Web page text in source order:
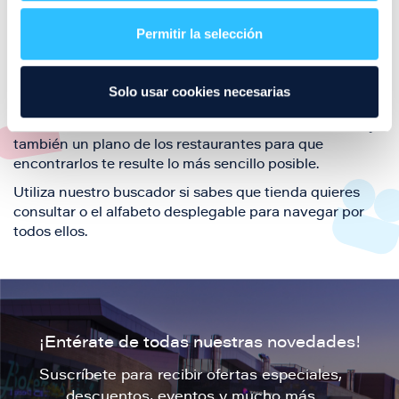
Permitir la selección
Solo usar cookies necesarias
también de nuestra oferta de ocio y shopping durante
tu visita.
El este directorio de restaurantes de Puerto Venecia
también un plano de los restaurantes para que
encontrarlos te resulte lo más sencillo posible.
Utiliza nuestro buscador si sabes que tienda quieres
consultar o el alfabeto desplegable para navegar por
todos ellos.
¡Entérate de todas nuestras novedades!
Suscríbete para recibir ofertas especiales,